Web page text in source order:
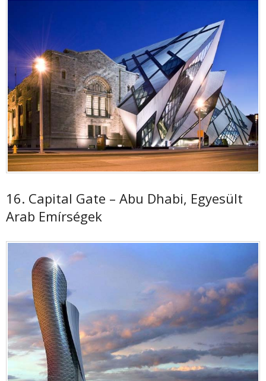
16. Capital Gate – Abu Dhabi, Egyesült
Arab Emírségek